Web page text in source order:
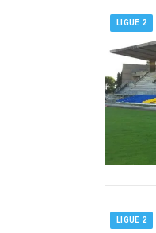
LIGUE 2
LIGUE 2